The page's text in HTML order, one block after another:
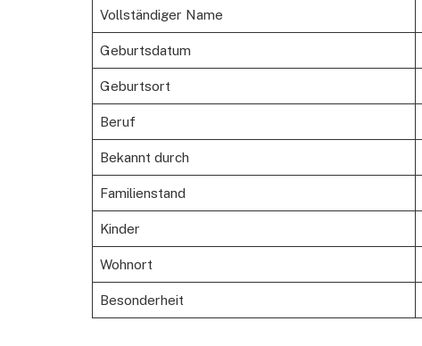
Vollständiger Name
Geburtsdatum
Geburtsort
Beruf
Bekannt durch
Familienstand
Kinder
Wohnort
Besonderheit